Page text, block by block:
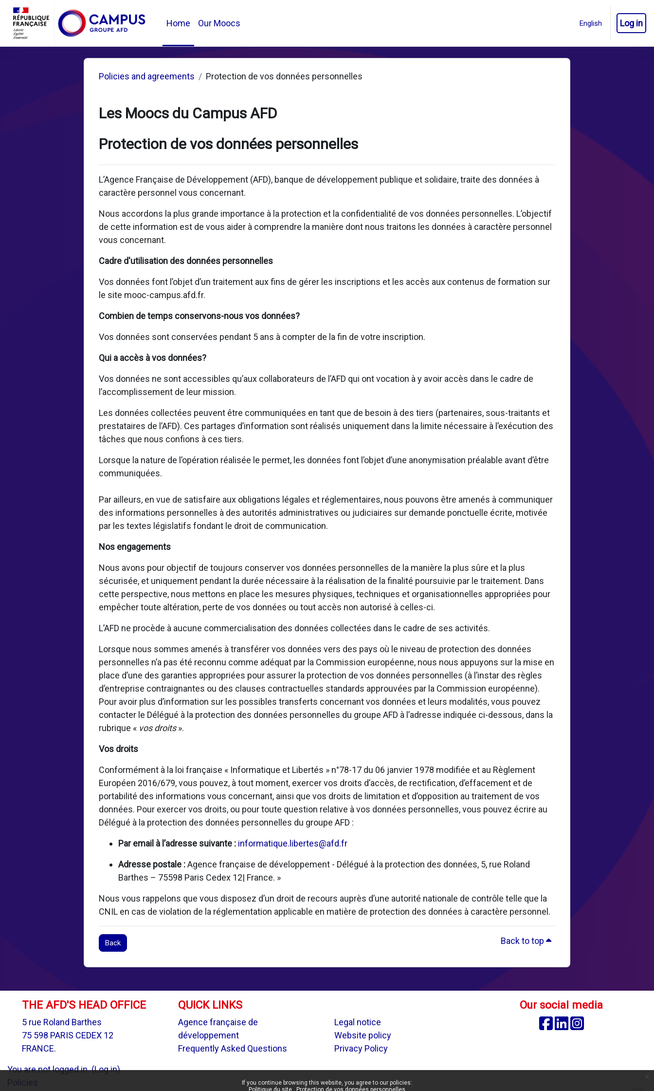
Skip to main content
If you continue browsing this website, you agree to our policies:
Politique du site
Protection de vos données personnelles
Home Our Moocs Log in
Policies and agreements Protection de vos données personnelles
Les Moocs du Campus AFD
Protection de vos données personnelles
L’Agence Française de Développement (AFD), banque de développement publique et solidaire, traite des données à
caractère personnel vous concernant.
Nous accordons la plus grande importance à la protection et la confidentialité de vos données personnelles. L’objectif
de cette information est de vous aider à comprendre la manière dont nous traitons les données à caractère personnel
vous concernant.
Cadre d'utilisation des données personnelles
Vos données font l’objet d’un traitement aux fins de gérer les inscriptions et les accès aux contenus de formation sur
le site mooc-campus.afd.fr.
Combien de temps conservons-nous vos données?
Vos données sont conservées pendant 5 ans à compter de la fin de votre inscription.
Qui a accès à vos données?
Vos données ne sont accessibles qu’aux collaborateurs de l’AFD qui ont vocation à y avoir accès dans le cadre de
l’accomplissement de leur mission.
Les données collectées peuvent être communiquées en tant que de besoin à des tiers (partenaires, sous-traitants et
prestataires de l’AFD). Ces partages d’information sont réalisés uniquement dans la limite nécessaire à l’exécution des
tâches que nous confions à ces tiers.
Lorsque la nature de l’opération réalisée le permet, les données font l’objet d’une anonymisation préalable avant d’être
communiquées.
Par ailleurs, en vue de satisfaire aux obligations légales et réglementaires, nous pouvons être amenés à communiquer
des informations personnelles à des autorités administratives ou judiciaires sur demande ponctuelle écrite, motivée
par les textes législatifs fondant le droit de communication.
Nos engagements
Nous avons pour objectif de toujours conserver vos données personnelles de la manière la plus sûre et la plus
sécurisée, et uniquement pendant la durée nécessaire à la réalisation de la finalité poursuivie par le traitement. Dans
cette perspective, nous mettons en place les mesures physiques, techniques et organisationnelles appropriées pour
empêcher toute altération, perte de vos données ou tout accès non autorisé à celles-ci.
L’AFD ne procède à aucune commercialisation des données collectées dans le cadre de ses activités.
Lorsque nous sommes amenés à transférer vos données vers des pays où le niveau de protection des données
personnelles n’a pas été reconnu comme adéquat par la Commission européenne, nous nous appuyons sur la mise en
place d’une des garanties appropriées pour assurer la protection de vos données personnelles (à l’instar des règles
d’entreprise contraignantes ou des clauses contractuelles standards approuvées par la Commission européenne).
Pour avoir plus d’information sur les possibles transferts concernant vos données et leurs modalités, vous pouvez
contacter le Délégué à la protection des données personnelles du groupe AFD à l’adresse indiquée ci-dessous, dans la
rubrique « vos droits».
Vos droits
Conformément à la loi française « Informatique et Libertés » n°78-17 du 06 janvier 1978 modifiée et au Règlement
Européen 2016/679, vous pouvez, à tout moment, exercer vos droits d’accès, de rectification, d’effacement et de
portabilité des informations vous concernant, ainsi que vos droits de limitation et d’opposition au traitement de vos
données. Pour exercer vos droits, ou pour toute question relative à vos données personnelles, vous pouvez écrire au
Délégué à la protection des données personnelles du groupe AFD :
Par email à l’adresse suivante : informatique.libertes@afd.fr
Adresse postale :Agence française de développement - Délégué à la protection des données, 5, rue Roland
Barthes – 75598 Paris Cedex 12| France. »
Nous vous rappelons que vous disposez d’un droit de recours auprès d’une autorité nationale de contrôle telle que la
CNIL en cas de violation de la réglementation applicable en matière de protection des données à caractère personnel.
Back Back to top
THE AFD'S HEAD OFFICE
5 rue Roland Barthes
75 598 PARIS CEDEX 12
FRANCE.
QUICK LINKS
Agence française de
développement
Frequently Asked Questions
Legal notice
Website policy
Privacy Policy
Our social media
FacebookLinkedin
You are not logged in. (Log in)
Policies